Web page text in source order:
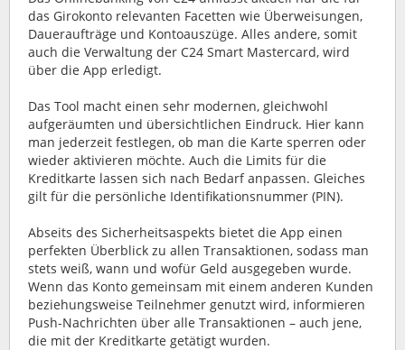
das Girokonto relevanten Facetten wie Überweisungen,
Daueraufträge und Kontoauszüge. Alles andere, somit
auch die Verwaltung der C24 Smart Mastercard, wird
über die App erledigt.
Das Tool macht einen sehr modernen, gleichwohl
aufgeräumten und übersichtlichen Eindruck. Hier kann
man jederzeit festlegen, ob man die Karte sperren oder
wieder aktivieren möchte. Auch die Limits für die
Kreditkarte lassen sich nach Bedarf anpassen. Gleiches
gilt für die persönliche Identifikationsnummer (PIN).
Abseits des Sicherheitsaspekts bietet die App einen
perfekten Überblick zu allen Transaktionen, sodass man
stets weiß, wann und wofür Geld ausgegeben wurde.
Wenn das Konto gemeinsam mit einem anderen Kunden
beziehungsweise Teilnehmer genutzt wird, informieren
Push-Nachrichten über alle Transaktionen – auch jene,
die mit der Kreditkarte getätigt wurden.